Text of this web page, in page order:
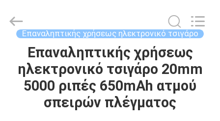
ΣΠΊΤΙ
ΠΡΟΪΌΝΤΑ
Reserved. Επαναληπτικής χρήσεως ηλεκτρονικό τσιγάρο
Επαναληπτικής χρήσεως
ηλεκτρονικό τσιγάρο 20mm
5000 ριπές 650mAh ατμού
σπειρών πλέγματος